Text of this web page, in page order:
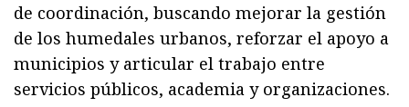
de coordinación, buscando mejorar la gestión
de los humedales urbanos, reforzar el apoyo a
municipios y articular el trabajo entre
servicios públicos, academia y organizaciones.